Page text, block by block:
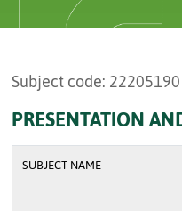
Subject code: 22205190
PRESENTATION
SUBJECT NAME